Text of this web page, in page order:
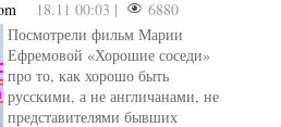
18.11 00:03 |
6880
Посмотрели фильм Марии
Ефремовой «Хорошие соседи»
про то, как хорошо быть
русскими, а не англичанами, не
представителями бывших